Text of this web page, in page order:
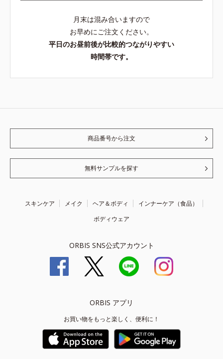
月末は混み合いますので
お早めにご注文ください。
平日のお昼前後が比較的つながりやすい
時間帯です。
商品番号から注文
無料サンプルを探す
スキンケア メイク ヘア＆ボディ
インナーケア（食品）
ボディウェア
ORBIS SNS公式アカウント
ORBIS アプリ
お買い物をもっと楽しく、便利に！